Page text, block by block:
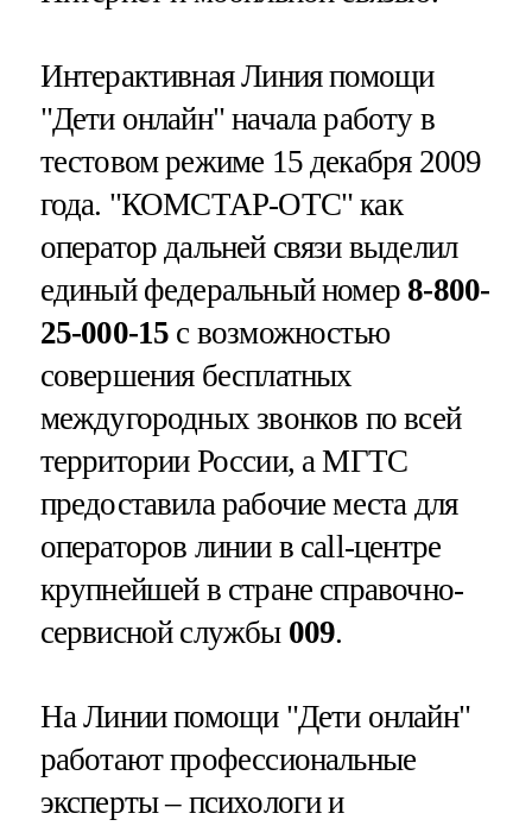
Интерактивная Линия помощи
"Дети онлайн" начала работу в
тестовом режиме 15 декабря 2009
года. "КОМСТАР-ОТС" как
оператор дальней связи выделил
единый федеральный номер 8-800-
25-000-15 с возможностью
совершения бесплатных
междугородных звонков по всей
территории России, а МГТС
предоставила рабочие места для
операторов линии в call-центре
крупнейшей в стране справочно-
сервисной службы009.
На Линии помощи "Дети онлайн"
работают профессиональные
эксперты – психологи и